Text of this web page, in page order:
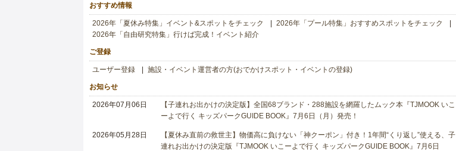
おすすめ情報
2026年「夏休み特集」イベント&スポットをチェック
2026年「プール特集」おすすめスポットをチェック
2026年「自由研究特集」行けば完成！イベント紹介
ご登録
ユーザー登録 施設・イベント運営者の方(おでかけスポット・イベントの登録)
お知らせ
2026年07月06日
【子連れお出かけの決定版】全国68ブランド・288施設を網羅したムック本『TJMOOK いこ
ーよで行く キッズパークGUIDE BOOK』7月6日（月）発売！
2026年05月28日
【夏休み直前の救世主】物価高に負けない「神クーポン」付き！1年間“くり返し”使える、子
連れお出かけの決定版『TJMOOK いこーよで行く キッズパークGUIDE BOOK』7月6日